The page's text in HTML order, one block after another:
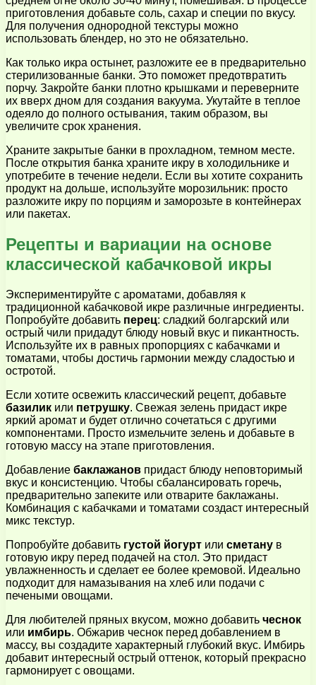
приготовления добавьте соль, сахар и специи по вкусу.
Для получения однородной текстуры можно
использовать блендер, но это не обязательно.
Как только икра остынет, разложите ее в предварительно
стерилизованные банки. Это поможет предотвратить
порчу. Закройте банки плотно крышками и переверните
их вверх дном для создания вакуума. Укутайте в теплое
одеяло до полного остывания, таким образом, вы
увеличите срок хранения.
Храните закрытые банки в прохладном, темном месте.
После открытия банка храните икру в холодильнике и
употребите в течение недели. Если вы хотите сохранить
продукт на дольше, используйте морозильник: просто
разложите икру по порциям и заморозьте в контейнерах
или пакетах.
Рецепты и вариации на основе
классической кабачковой икры
Экспериментируйте с ароматами, добавляя к
традиционной кабачковой икре различные ингредиенты.
Попробуйте добавить перец: сладкий болгарский или
острый чили придадут блюду новый вкус и пикантность.
Используйте их в равных пропорциях с кабачками и
томатами, чтобы достичь гармонии между сладостью и
остротой.
Если хотите освежить классический рецепт, добавьте
базилик или петрушку. Свежая зелень придаст икре
яркий аромат и будет отлично сочетаться с другими
компонентами. Просто измельчите зелень и добавьте в
готовую массу на этапе приготовления.
Добавление баклажанов придаст блюду неповторимый
вкус и консистенцию. Чтобы сбалансировать горечь,
предварительно запеките или отварите баклажаны.
Комбинация с кабачками и томатами создаст интересный
микс текстур.
Попробуйте добавить густой йогурт или сметану в
готовую икру перед подачей на стол. Это придаст
увлажненность и сделает ее более кремовой. Идеально
подходит для намазывания на хлеб или подачи с
печеными овощами.
Для любителей пряных вкусом, можно добавить чеснок
или имбирь. Обжарив чеснок перед добавлением в
массу, вы создадите характерный глубокий вкус. Имбирь
добавит интересный острый оттенок, который прекрасно
гармонирует с овощами.